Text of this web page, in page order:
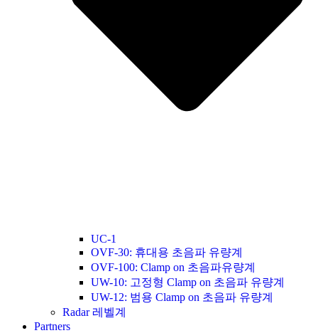
UC-1
OVF-30: 휴대용 초음파 유량계
OVF-100: Clamp on 초음파유량계
UW-10: 고정형 Clamp on 초음파 유량계
UW-12: 범용 Clamp on 초음파 유량계
Radar 레벨계
Partners